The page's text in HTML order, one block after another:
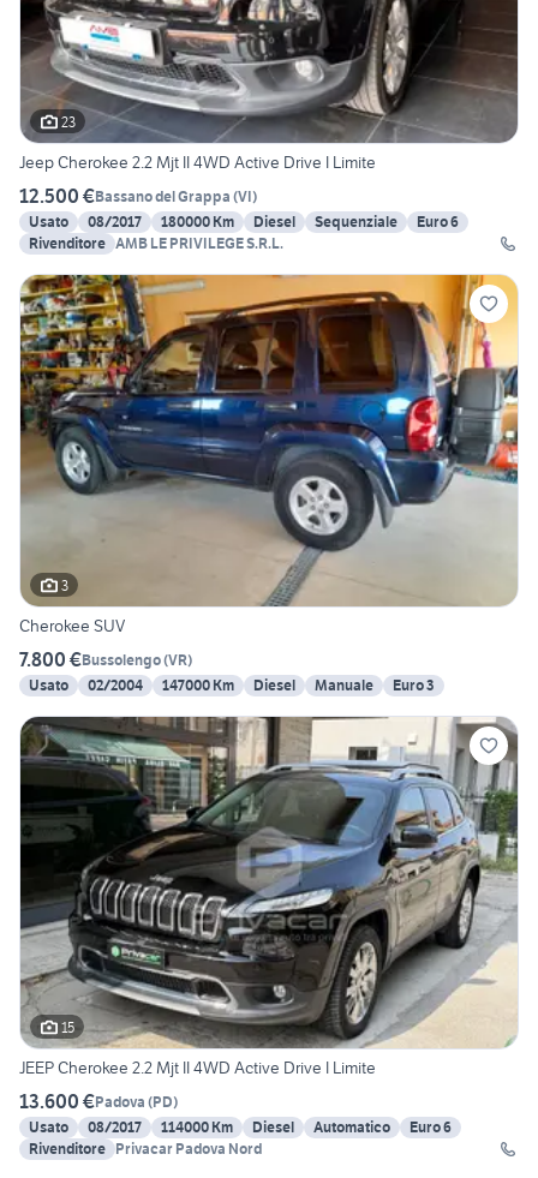
23
Jeep Cherokee 2.2 Mjt II 4WD Active Drive I Limite
12.500 €Bassano del Grappa (VI)
Usato
08/2017 180000 Km Diesel Sequenziale
Euro 6
Rivenditore AMB LE PRIVILEGE S.R.L.
3
Cherokee SUV
7.800 €Bussolengo(VR)
Usato
02/2004 147000 Km Diesel Manuale Euro 3
15
JEEP Cherokee 2.2 Mjt II 4WD Active Drive I Limite
13.600 €Padova (PD)
Usato
08/2017 114000 Km Diesel Automatico
Euro 6
Rivenditore Privacar Padova Nord